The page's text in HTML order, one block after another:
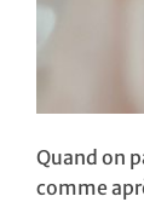
Quand on
comme